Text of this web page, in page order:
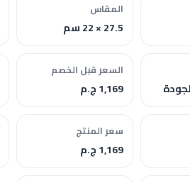
المقاس
27.5 × 22 سم
السعر قبل الخصم
1,169 ج.م
سعر المنتج
1,169 ج.م